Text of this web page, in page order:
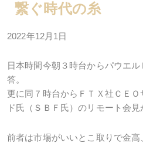
繋ぐ時代の糸
2022年12月1日
日本時間今朝３時台からパウエ
答。
更に同７時台からＦＴＸ社ＣＥ
ド氏（ＳＢＦ氏）のリモート会見
前者は市場がいいとこ取りで金